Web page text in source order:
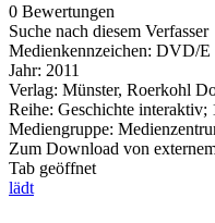
0 Bewertungen
Suche nach diesem Verfasser
Medienkennzeichen: DVD/E
Jahr: 2011
Verlag: Münster, Roerkohl
Reihe: Geschichte interaktiv;
Mediengruppe:
Zum Download von
Tab geöffnet
lädt